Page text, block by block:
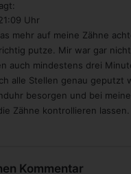
Uhr
mehr auf meine Zähne
putze. Mir war gar
auch mindestens drei
alle Stellen genau geputzt
besorgen und bei
Zähne kontrollieren lassen.
Kommentar